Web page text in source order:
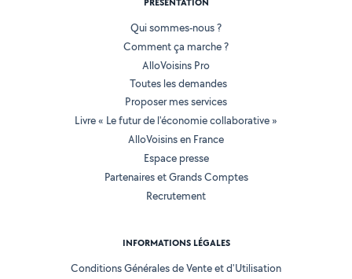
PRÉSENTATION
Qui sommes-nous ?
Comment ça marche ?
AlloVoisins Pro
Toutes les demandes
Proposer mes services
Livre « Le futur de l'économie collaborative »
AlloVoisins en France
Espace presse
Partenaires et Grands Comptes
Recrutement
INFORMATIONS LÉGALES
Conditions Générales de Vente et d'Utilisation